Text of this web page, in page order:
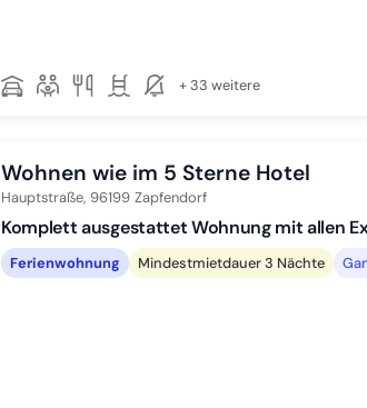
+ 33 weitere
Wohnen wie im 5 Sterne Hotel
Hauptstraße, 96199 Zapfendorf
Komplett ausgestattet Wohnung mit allen
Ferienwohnung Mindestmietdauer 3 Nächte